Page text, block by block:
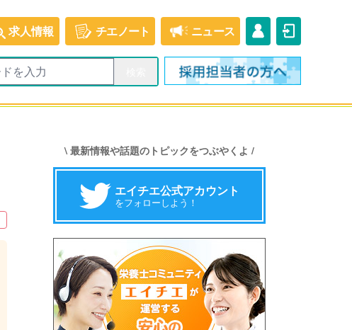
求人情報 チエノート ニュース
\ 最新情報や話題のトピックをつぶやくよ /
エイチエ公式アカウント
をフォローしよう！